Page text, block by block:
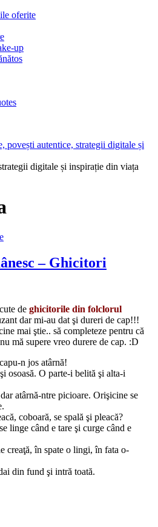
oferite
up
digitale și inspirație din viața
– Ghicitori
de ghicitorile din folclorul
dar mi-au dat şi dureri de cap!!!
mai ştie.. să completeze pentru că
mă supere vreo durere de cap. :D
n jos atârnă!
osoasă. O parte-i belită şi alta-i
atârnă-ntre picioare. Orişicine se
coboară, se spală şi pleacă?
linge când e tare şi curge când e
creaţă, în spate o lingi, în fata o-
din fund şi intră toată.